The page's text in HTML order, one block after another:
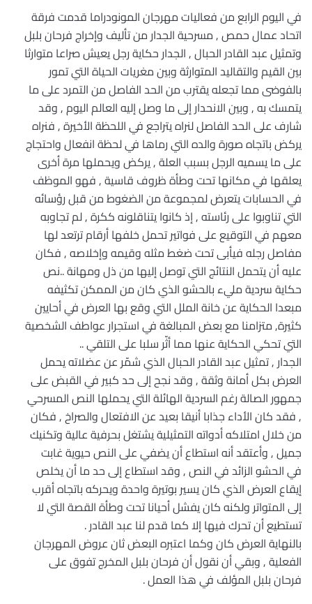
في اليوم الرابع من فعاليات مهرجان المونودراما قدمت فرقة
اتحاد عمال حمص , مسرحية الجدار من تأليف وإخراج فرحان بلبل
وتمثيل عبد القادر الحبال , الجدار حكاية رجل يعيش صراعا متوارثا
بين القيم والتقاليد المتوارثة وبين مغريات الحياة التي تمور
بالفوضى مما تجعله يقترب من الحد الفاصل من التمرد على ما
يتمسك به , وبين الانحدار إلى ما وصل إليه العالم اليوم , وقد
شارف على الحد الفاصل لنراه يتراجع في اللحظة الأخيرة , فنراه
يركض باتجاه صورة والده التي رماها في لحظة انفعال واحتجاج
على ما يسميه الرجل بسبب العلة , يركض ويحملها مرة أخرى
يعلقها في مكانها تحت وطأة ظروف قاسية , فهو الموظف
في الحسابات يتعرض لمجموعة من الضغوط من قبل رؤسائه
التي تناوبوا على رئاسته , إذ كانوا يتناقلونه ككرة , لم تجاوبه
معهم في التوقيع على فواتير تحمل خلفها أرقام ترتعد لها
مفاصل رجله فيأبى تحت ضغط مثله وقيمه وإخلاصه , فكان
عليه أن يتحمل النتائج التي توصل إليها من ذل ومهانة ..نص
حكاية سردية مليء بالحشو الذي كان من الممكن تكثيفه
مبعدا الحكاية عن خانة الملل التي وقع بها العرض في أحايين
كثيرة, متزامنا مع بعض المبالغة في استجرار عواطف الشخصية
التي تحكي الحكاية عنها مما أثّر سلبا على التلقي ..
الجدار , تمثيل عبد القادر الحبال الذي شمّر عن عضلاته يحمل
العرض بكل أمانة وثقة , وقد نجح إلى حد كبير في القبض على
جمهور الصالة رغم السردية الهائلة التي يحملها النص المسرحي
, فقد كان الأداء جذابا أنيقا بعيد عن الافتعال والصراخ , فكان
من خلال امتلاكه أدواته التمثيلية يشتغل بحرفية عالية وتكنيك
جميل , وأعتقد أنه استطاع أن يضفي على النص حيوية غابت
في الحشو الزائد في النص , وقد استطاع إلى حد ما أن يخلص
إيقاع العرض الذي كان يسير بوتيرة واحدة ويحركه باتجاه أقرب
إلى المتواتر ولكنه كان يفشل أحيانا تحت وطأة القصة التي لا
تستطيع أن تحرك فيها إلا كما قدم لنا عبد القادر .
بالنهاية العرض كان وكما اعتبره البعض ثان عروض المهرجان
الفعلية , وبقي أن نقول أن فرحان بلبل المخرج تفوق على
فرحان بلبل المؤلف في هذا العمل .